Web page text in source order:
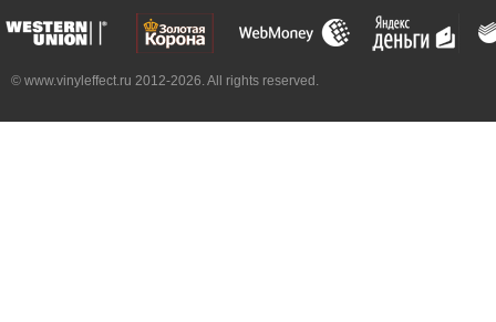
© www.vinyleffect.ru 2012-2026. All rights reserved.